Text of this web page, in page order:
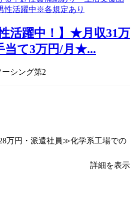
性活躍中！】★月収31万
当て3万円/月★...
シング第2
万円・派遣社員≫化学系工場での
詳細を表示